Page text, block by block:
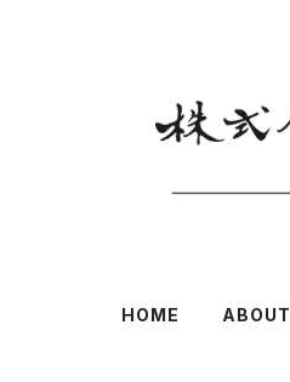
HOME ABOUT